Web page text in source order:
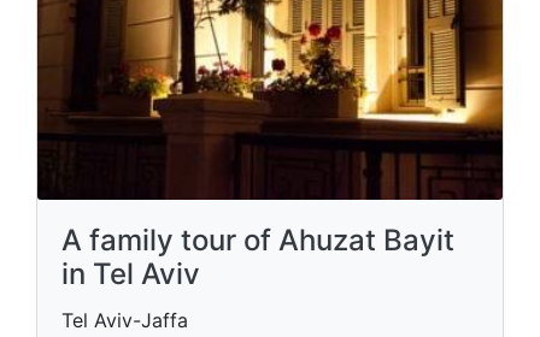
A family tour of Ahuzat Bayit
in Tel Aviv
Tel Aviv-Jaffa